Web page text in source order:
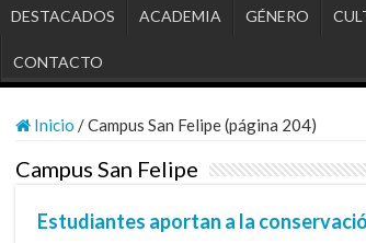
DESTACADOS ACADEMIA GÉNERO
CONTACTO
Inicio /Campus San Felipe (página 204)
Campus San Felipe
Estudiantes aportan a la